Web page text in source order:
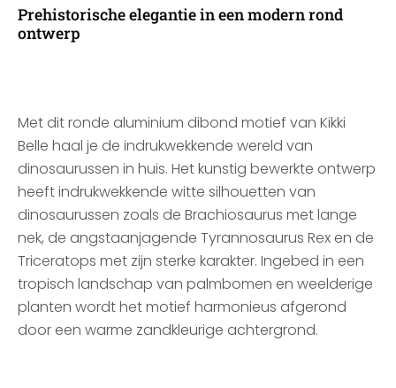
Prehistorische elegantie in een modern rond
ontwerp
Met dit ronde aluminium dibond motief van Kikki
Belle haal je de indrukwekkende wereld van
dinosaurussen in huis. Het kunstig bewerkte ontwerp
heeft indrukwekkende witte silhouetten van
dinosaurussen zoals de Brachiosaurus met lange
nek, de angstaanjagende Tyrannosaurus Rex en de
Triceratops met zijn sterke karakter. Ingebed in een
tropisch landschap van palmbomen en weelderige
planten wordt het motief harmonieus afgerond
door een warme zandkleurige achtergrond.